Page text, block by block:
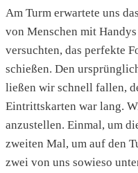
Am Turm erwartete uns
von Menschen mit
versuchten, das perfekte
schießen. Den
ließen wir schnell fallen,
Eintrittskarten war lang.
anzustellen. Einmal, um
zweiten Mal, um auf den
zwei von uns sowieso